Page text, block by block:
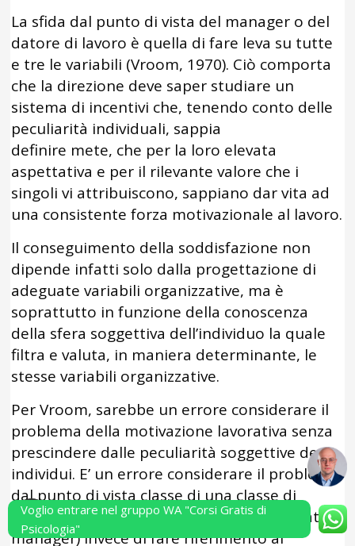
La sfida dal punto di vista del manager o del
datore di lavoro è quella di fare leva su tutte
e tre le variabili (Vroom, 1970). Ciò comporta
che la direzione deve saper studiare un
sistema di incentivi che, tenendo conto delle
peculiarità individuali, sappia
definire mete, che per la loro elevata
aspettativa e per il rilevante valore che i
singoli vi attribuiscono, sappiano dar vita ad
una consistente forza motivazionale al lavoro.
Il conseguimento della soddisfazione non
dipende infatti solo dalla progettazione di
adeguate variabili organizzative, ma è
soprattutto in funzione della conoscenza
della sfera soggettiva dell’individuo la quale
filtra e valuta, in maniera determinante, le
stesse variabili organizzative.
Per Vroom, sarebbe un errore considerare il
problema della motivazione lavorativa senza
prescindere dalle peculiarità soggettive degli
individui. E’ un errore considerare il problema
dal punto di vista classe di una classe di
riferimento (ad esempio operaio, impiegato,
manager) invece di fare riferimento al
Voglio entrare nel gruppo WA "Corsi Gratis di
Psicologia"